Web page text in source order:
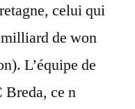
celui qui
de won
L’équipe de
ce n